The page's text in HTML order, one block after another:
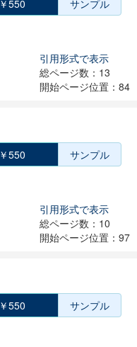
￥550 サンプル
引用形式で表示
総ページ数：13
開始ページ位置：84
￥550 サンプル
引用形式で表示
総ページ数：10
開始ページ位置：97
￥550 サンプル